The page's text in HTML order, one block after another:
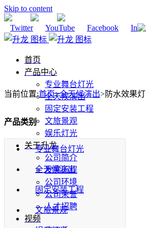
Skip to content
Twitter YouTube Facebook In
首页
产品中心
专业舞台灯光
全天候演出
固定安装工程
文旅景观
娱乐灯光
关于升龙
公司简介
发展历程
公司环境
公司荣誉
人才招聘
视频
当前位置:首页>全天候演出>防水效果灯
产品类别
专业舞台灯光
全天候演出
固定安装工程
文旅景观